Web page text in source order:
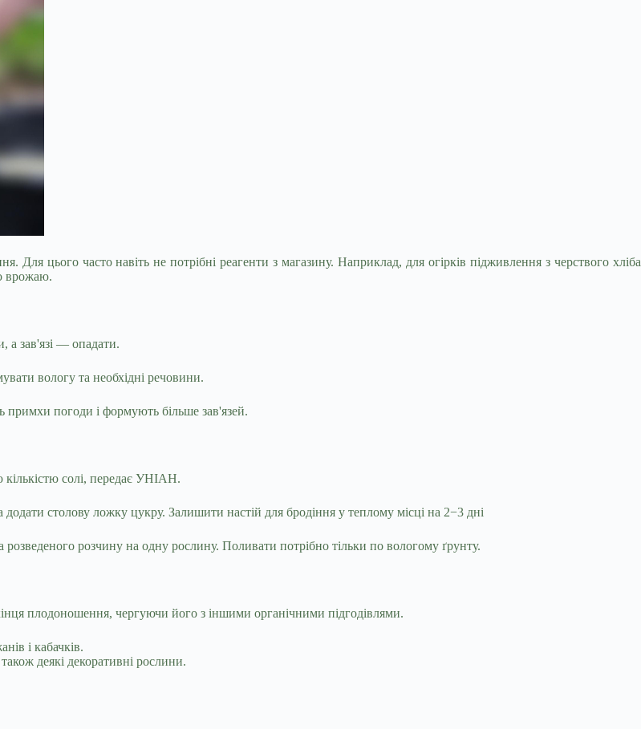
Для цього часто навіть не потрібні реагенти з магазину. Наприклад, для огірків підживлення з черствого хліба
врожаю.
а зав'язі — опадати.
вологу та необхідні речовини.
примхи погоди і формують більше зав'язей.
солі, передає УНІАН.
столову ложку цукру. Залишити настій для бродіння у теплому місці на 2−3 дні
розчину на одну рослину. Поливати потрібно тільки по вологому ґрунту.
плодоношення, чергуючи його з іншими органічними підгодівлями.
і кабачків.
деякі декоративні рослини.